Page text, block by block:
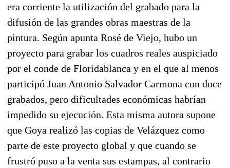
era corriente la utilización del grabado para la
difusión de las grandes obras maestras de la
pintura. Según apunta Rosé de Viejo, hubo un
proyecto para grabar los cuadros reales auspiciado
por el conde de Floridablanca y en el que al menos
participó Juan Antonio Salvador Carmona con doce
grabados, pero dificultades económicas habrían
impedido su ejecución. Esta misma autora supone
que Goya realizó las copias de Velázquez como
parte de este proyecto global y que cuando se
frustró puso a la venta sus estampas, al contrario